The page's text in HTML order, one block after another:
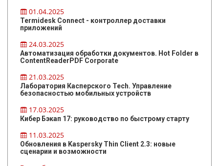
01.04.2025
Termidesk Connect - контроллер доставки
приложений
24.03.2025
Автоматизация обработки документов. Hot Folder в
ContentReaderPDF Corporate
21.03.2025
Лаборатория Касперского Tech. Управление
безопасностью мобильных устройств
17.03.2025
Кибер Бэкап 17: руководство по быстрому старту
11.03.2025
Обновления в Kaspersky Thin Client 2.3: новые
сценарии и возможности